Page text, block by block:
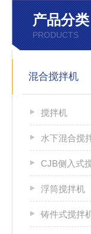
产品分类
PRODUCTS
混合搅拌机
搅拌机
水下混合搅
CJB侧入式
浮筒搅拌机
铸件式搅拌